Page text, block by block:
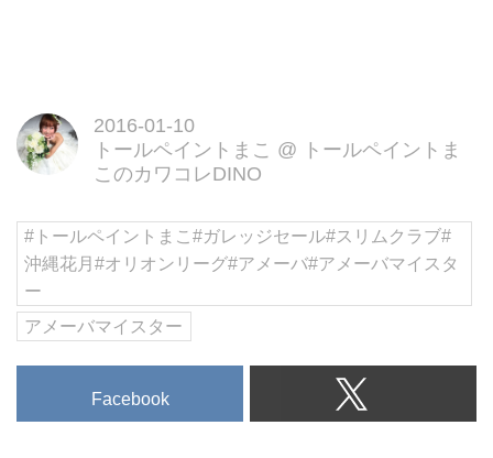
2016-01-10
トールペイントまこ @ トールペイントま
このカワコレDINO
#トールペイントまこ#ガレッジセール#スリムクラブ#
沖縄花月#オリオンリーグ#アメーバ#アメーバマイスタ
ー
アメーバマイスター
Facebook